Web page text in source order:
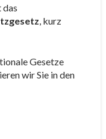
, kurz
Gesetze
wir Sie in den